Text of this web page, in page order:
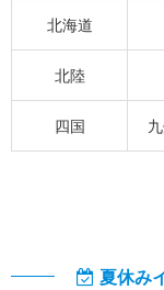
北海道
北陸
四国
夏休み